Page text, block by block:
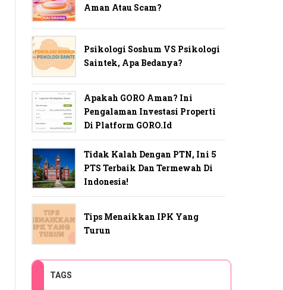
Aman Atau Scam?
Psikologi Soshum VS Psikologi
Saintek, Apa Bedanya?
Apakah GORO Aman? Ini
Pengalaman Investasi Properti
Di Platform GORO.id
Tidak Kalah Dengan PTN, Ini 5
PTS Terbaik Dan Termewah Di
Indonesia!
Tips Menaikkan IPK Yang
Turun
TAGS